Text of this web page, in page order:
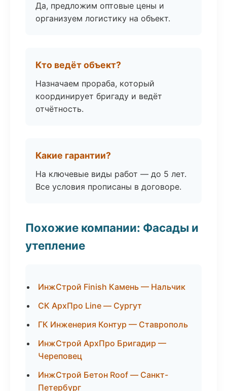
Да, предложим оптовые цены и
организуем логистику на объект.
Кто ведёт объект?
Назначаем прораба, который
координирует бригаду и ведёт
отчётность.
Какие гарантии?
На ключевые виды работ — до 5 лет.
Все условия прописаны в договоре.
Похожие компании: Фасады и
утепление
ИнжСтрой Finish Камень — Нальчик
СК АрхПро Line — Сургут
ГК Инженерия Контур — Ставрополь
ИнжСтрой АрхПро Бригадир —
Череповец
ИнжСтрой Бетон Roof — Санкт-
Петербург